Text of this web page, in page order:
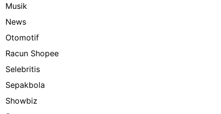
Musik
News
Otomotif
Racun Shopee
Selebritis
Sepakbola
Showbiz